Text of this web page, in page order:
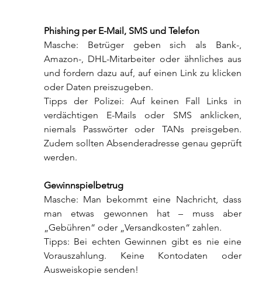
Phishing per E-Mail, SMS und Telefon
Masche: Betrüger geben sich als Bank-,
Amazon-, DHL-Mitarbeiter oder ähnliches aus
und fordern dazu auf, auf einen Link zu klicken
oder Daten preiszugeben.
Tipps der Polizei: Auf keinen Fall Links in
verdächtigen E-Mails oder SMS anklicken,
niemals Passwörter oder TANs preisgeben.
Zudem sollten Absenderadresse genau geprüft
werden.
Gewinnspielbetrug
Masche: Man bekommt eine Nachricht, dass
man etwas gewonnen hat – muss aber
„Gebühren“ oder „Versandkosten“ zahlen.
Tipps: Bei echten Gewinnen gibt es nie eine
Vorauszahlung. Keine Kontodaten oder
Ausweiskopie senden!